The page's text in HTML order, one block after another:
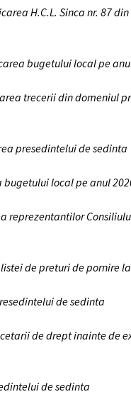
H.C.L. Sinca nr. 87
bugetului local pe
trecerii din domeniul
presedintelui de sedinta
local pe anul
reprezentantilor
de preturi de pornire
de sedinta
de drept inainte de
de sedinta